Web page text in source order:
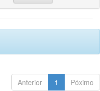
Anterior 1 Póximo